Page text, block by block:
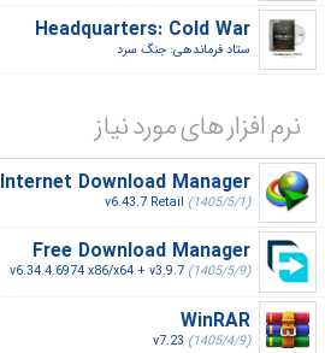
Headquarters: Cold War
ستاد فرماندهی: جنگ سرد‎
نرم افزار های مورد نیاز
Internet Download Manager
v6.43.7 Retail (1405/5/1)
Free Download Manager
v6.34.4.6974 x86/x64 + v3.9.7 (1405/5/9)
WinRAR
v7.23 (1405/4/9)